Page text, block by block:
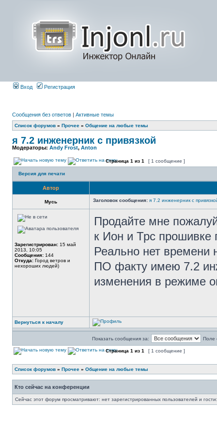
Вход Регистрация
Сообщения без ответов | Активные темы
Список форумов » Прочее » Общение на любые темы
я 7.2 инженерник с привязкой
Модераторы: Andy Frost, Anton
Страница 1 из 1 [ 1 сообщение ]
Версия для печати
Автор
Мусь Заголовок сообщения: я 7.2 инженерник с
Зарегистрирован: 15 май
2013, 10:05
Сообщения: 144
Откуда: Город ветров и
нехороших людей)
Продайте мне
к Ион и Трс прошивке
Реально нет времени
ПО факту имею 7.2
изменения в режиме
Вернуться к началу
Показать сообщения за: Поле
Страница 1 из 1 [ 1 сообщение ]
Список форумов » Прочее » Общение на любые темы
Кто сейчас на конференции
Сейчас этот форум просматривают: нет зарегистрированных пользователей и